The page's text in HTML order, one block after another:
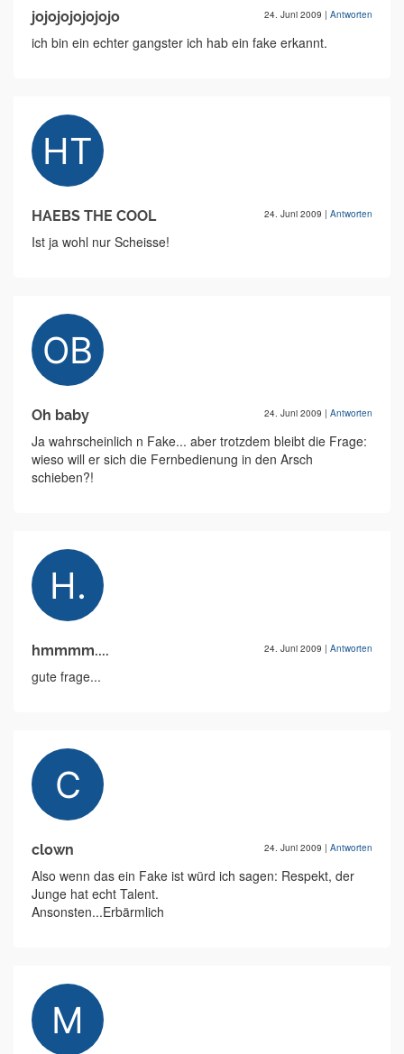
jojojojojojojo 24. Juni 2009 | Antworten
ich bin ein echter gangster ich hab ein fake erkannt.
HAEBS THE COOL 24. Juni 2009 | Antworten
Ist ja wohl nur Scheisse!
Oh baby 24. Juni 2009 | Antworten
Ja wahrscheinlich n Fake... aber trotzdem bleibt die Frage:
wieso will er sich die Fernbedienung in den Arsch
schieben?!
hmmmm.... 24. Juni 2009 | Antworten
gute frage...
clown 24. Juni 2009 | Antworten
Also wenn das ein Fake ist würd ich sagen: Respekt, der
Junge hat echt Talent.
Ansonsten...Erbärmlich